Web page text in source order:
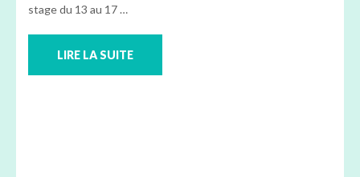
stage du 13 au 17 …
LIRE LA SUITE